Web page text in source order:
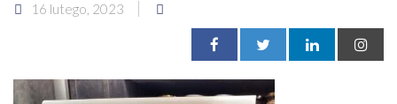
16 lutego, 2023